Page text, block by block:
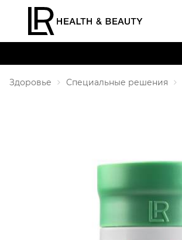
Здоровье Специальные решения